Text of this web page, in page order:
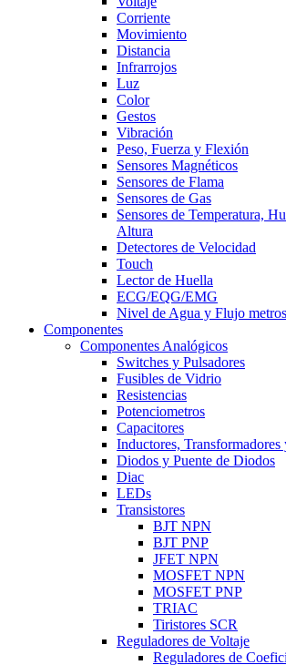
Corriente
Movimiento
Distancia
Infrarrojos
Luz
Color
Gestos
Vibración
Peso, Fuerza y Flexión
Sensores Magnéticos
Sensores de Flama
Sensores de Gas
Sensores de Temperatura,
Altura
Detectores de Velocidad
Touch
Lector de Huella
ECG/EQG/EMG
Nivel de Agua y Flujo metros
Componentes
Componentes Analógicos
Switches y Pulsadores
Fusibles de Vidrio
Resistencias
Potenciometros
Capacitores
Inductores, Transformadores
Diodos y Puente de Diodos
Diac
LEDs
Transistores
BJT NPN
BJT PNP
JFET NPN
MOSFET NPN
MOSFET PNP
TRIAC
Tiristores SCR
Reguladores de Voltaje
Reguladores de